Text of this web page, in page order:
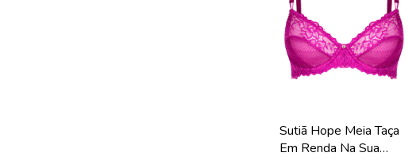
Sutiã Hope Meia Taça
Em Renda Na Sua